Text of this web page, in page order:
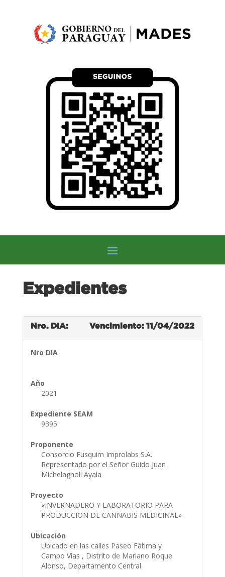
Expedientes
Nro. DIA: Vencimiento: 11/04/2022
Nro DIA
Año
2021
Expediente SEAM
9395
Proponente
Consorcio Fusquim Improlabs S.A.
Representado por el Señor Guido Juan
Michelagnoli Ayala
Proyecto
«INVERNADERO Y LABORATORIO PARA
PRODUCCION DE CANNABIS MEDICINAL»
Ubicación
Ubicado en las calles Paseo Fátima y
Campo Vías , Distrito de Mariano Roque
Alonso, Departamento Central.